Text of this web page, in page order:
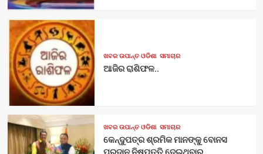
ଖବର ଉପାନ୍ତ ଓଡିଶା ସମାଚାର
ଆଜିର ରାଶିଫଳ..
ଖବର ଉପାନ୍ତ ଓଡିଶା ସମାଚାର
କେନ୍ଦୁପତ୍ର ଶ୍ରମିକ ମାନଙ୍କୁ ବୋନସ